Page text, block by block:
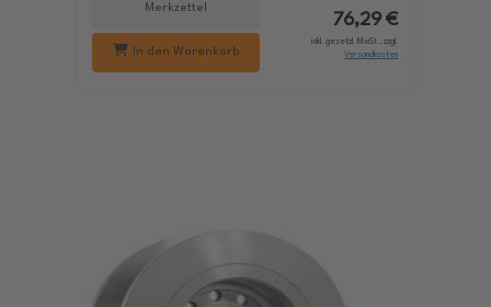
Merkzettel
In den Warenkorb
76,29 €
inkl. gesetzl. MwSt., zzgl.
Versandkosten